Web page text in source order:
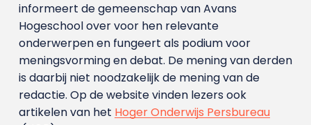
informeert de gemeenschap van Avans
Hogeschool over voor hen relevante
onderwerpen en fungeert als podium voor
meningsvorming en debat. De mening van derden
is daarbij niet noodzakelijk de mening van de
redactie. Op de website vinden lezers ook
artikelen van het Hoger Onderwijs Persbureau